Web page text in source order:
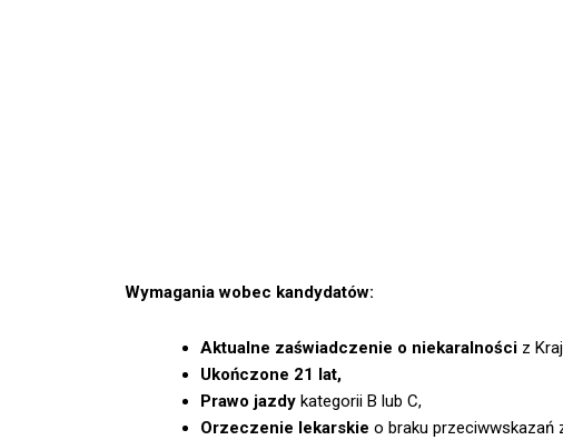
Wymagania wobec kandydatów:
Aktualne zaświadczenie o niekaralnościz
Ukończone 21 lat,
Prawo jazdykategorii B lub C,
Orzeczenie lekarskie o braku przeciwwskazań